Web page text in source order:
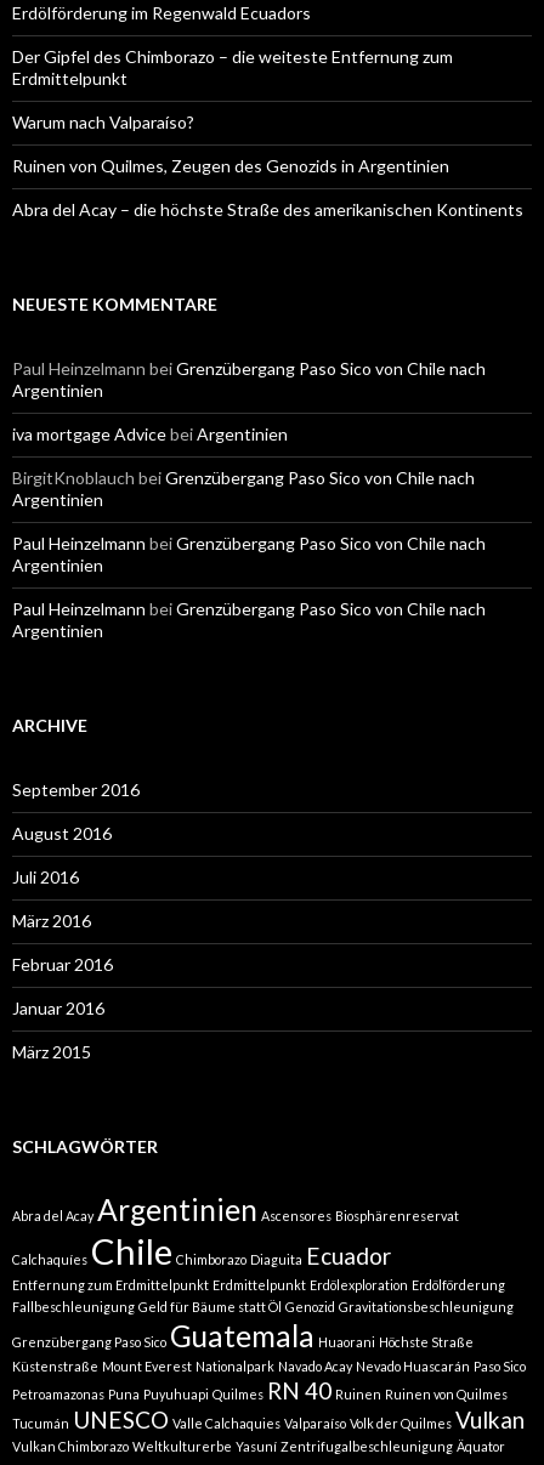
Erdölförderung im Regenwald Ecuadors
Der Gipfel des Chimborazo – die weiteste Entfernung zum
Erdmittelpunkt
Warum nach Valparaíso?
Ruinen von Quilmes, Zeugen des Genozids in Argentinien
Abra del Acay – die höchste Straße des amerikanischen Kontinents
NEUESTE KOMMENTARE
Paul Heinzelmann beiGrenzübergang Paso Sico von Chile nach
Argentinien
iva mortgage AdvicebeiArgentinien
BirgitKnoblauch beiGrenzübergang Paso Sico von Chile nach
Argentinien
Paul Heinzelmann beiGrenzübergang Paso Sico von Chile nach
Argentinien
Paul Heinzelmann beiGrenzübergang Paso Sico von Chile nach
Argentinien
ARCHIVE
September 2016
August 2016
Juli 2016
März 2016
Februar 2016
Januar 2016
März 2015
SCHLAGWÖRTER
Abra del Acay Argentinien Ascensores Biosphärenreservat
Calchaquíes Chile Chimborazo Diaguita Ecuador
Entfernung zum Erdmittelpunkt Erdmittelpunkt Erdölexploration Erdölförderung
Fallbeschleunigung Geld für Bäume statt Öl Genozid Gravitationsbeschleunigung
Grenzübergang Paso Sico Guatemala Huaorani Höchste Straße
Küstenstraße Mount Everest Nationalpark Navado Acay Nevado Huascarán Paso Sico
Petroamazonas Puna Puyuhuapi Quilmes RN 40 Ruinen Ruinen von Quilmes
Tucumán UNESCO Valle Calchaquies Valparaíso Volk der Quilmes Vulkan
Vulkan Chimborazo Weltkulturerbe Yasuní Zentrifugalbeschleunigung Äquator